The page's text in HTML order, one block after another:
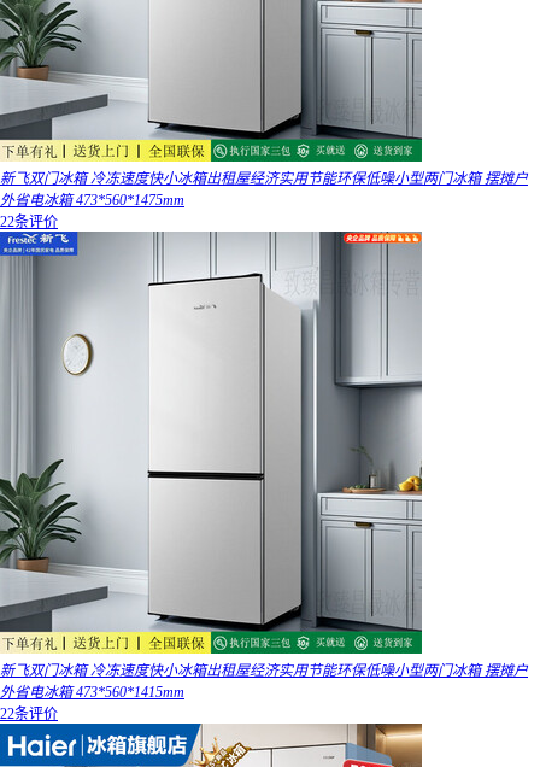
新飞双门冰箱 冷冻速度快小冰箱出租屋经济实用节能环保低噪小型两门冰箱 摆摊户
外省电冰箱 473*560*1475mm
22条评价
新飞双门冰箱 冷冻速度快小冰箱出租屋经济实用节能环保低噪小型两门冰箱 摆摊户
外省电冰箱 473*560*1415mm
22条评价